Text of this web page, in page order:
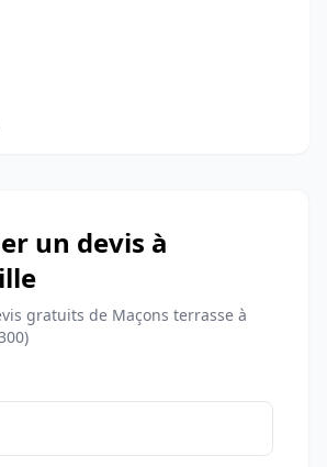
un devis à
gratuits de Maçons terrasse à